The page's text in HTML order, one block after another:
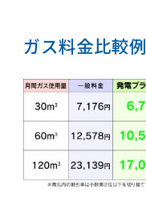
ガス料金比較例